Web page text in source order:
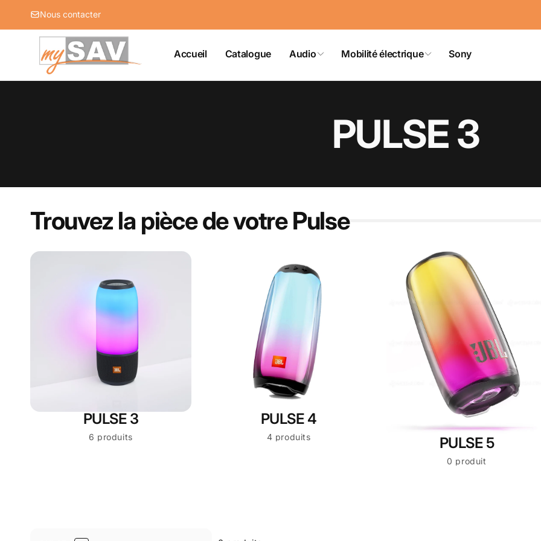
passer
contenu
Nous contacter
Accueil Catalogue Audio Mobilité électrique Sony
PULSE 3
Trouvez la pièce de votre Pulse
PULSE 3
6 produits
PULSE 4
4 produits PULSE 5
0 produit